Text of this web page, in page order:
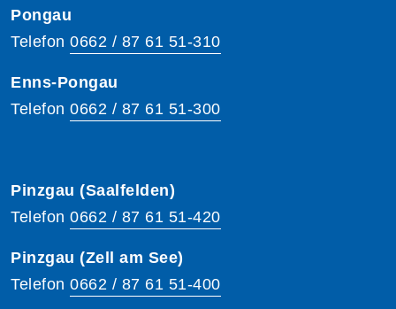
Pongau
Telefon 0662 / 87 61 51-310
Enns-Pongau
Telefon 0662 / 87 61 51-300
Pinzgau (Saalfelden)
Telefon 0662 / 87 61 51-420
Pinzgau (Zell am See)
Telefon 0662 / 87 61 51-400